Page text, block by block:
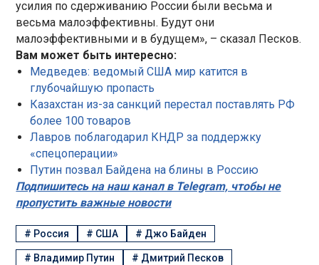
усилия по сдерживанию России были весьма и
весьма малоэффективны. Будут они
малоэффективными и в будущем», – сказал Песков.
Вам может быть интересно:
Медведев: ведомый США мир катится в
глубочайшую пропасть
Казахстан из-за санкций перестал поставлять РФ
более 100 товаров
Лавров поблагодарил КНДР за поддержку
«спецоперации»
Путин позвал Байдена на блины в Россию
Подпишитесь на наш канал в Telegram, чтобы не
пропустить важные новости
# Россия # США # Джо Байден
# Владимир Путин # Дмитрий Песков